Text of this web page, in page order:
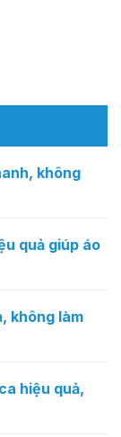
không
quả giúp áo
không làm
hiệu quả,